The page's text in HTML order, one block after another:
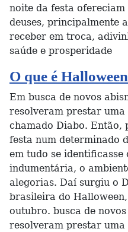
noite da festa
deuses, principalmente
receber em troca,
saúde e prosperidade
O que é
Em busca de novos
resolveram prestar uma
chamado Diabo. Então,
festa num determinado
em tudo se identificasse
indumentária, o
alegorias. Daí surgiu o
brasileira do
outubro. busca de
resolveram prestar uma